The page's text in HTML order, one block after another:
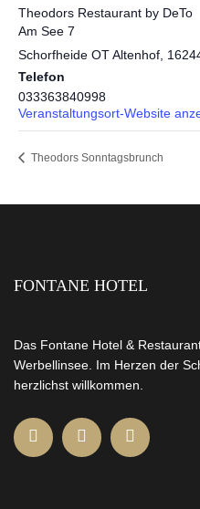
Theodors Restaurant by DeTo
Am See 7
Schorfheide OT Altenhof
Telefon
033363840998
Veranstaltungsort-Website
Theodors Sonntagsbrunch
FONTANE HOTEL
Das Fontane Hotel &
Werbellinsee. Im Herzen der
herzlichst willkommen.